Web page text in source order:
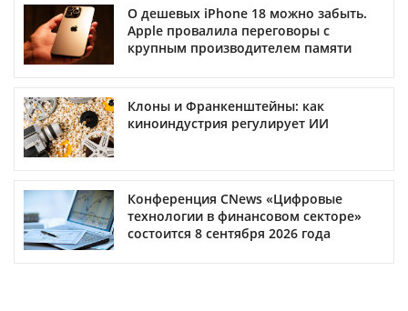
О дешевых iPhone 18 можно забыть.
Apple провалила переговоры с
крупным производителем памяти
Клоны и Франкенштейны: как
киноиндустрия регулирует ИИ
Конференция CNews «Цифровые
технологии в финансовом секторе»
состоится 8 сентября 2026 года